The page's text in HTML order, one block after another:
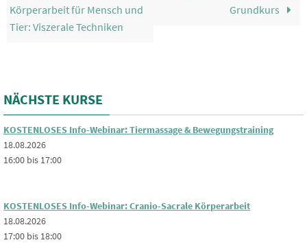
Körperarbeit für Mensch und
Tier: Viszerale Techniken
Grundkurs
NÄCHSTE KURSE
KOSTENLOSES Info-Webinar: Tiermassage & Bewegungstraining
18.08.2026
16:00 bis 17:00
KOSTENLOSES Info-Webinar: Cranio-Sacrale Körperarbeit
18.08.2026
17:00 bis 18:00